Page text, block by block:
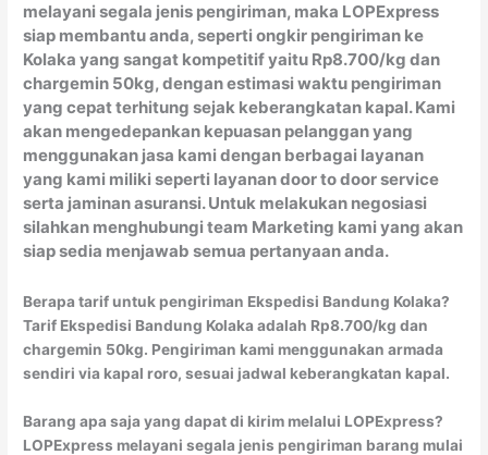
melayani segala jenis pengiriman, maka LOPExpress
siap membantu anda, seperti ongkir pengiriman ke
Kolaka yang sangat kompetitif yaitu Rp8.700/kg dan
chargemin 50kg, dengan estimasi waktu pengiriman
yang cepat terhitung sejak keberangkatan kapal. Kami
akan mengedepankan kepuasan pelanggan yang
menggunakan jasa kami dengan berbagai layanan
yang kami miliki seperti layanan door to door service
serta jaminan asuransi. Untuk melakukan negosiasi
silahkan menghubungi team Marketing kami yang akan
siap sedia menjawab semua pertanyaan anda.
Berapa tarif untuk pengiriman Ekspedisi Bandung Kolaka?
Tarif Ekspedisi Bandung Kolaka adalah Rp8.700/kg dan
chargemin 50kg. Pengiriman kami menggunakan armada
sendiri via kapal roro, sesuai jadwal keberangkatan kapal.
Barang apa saja yang dapat di kirim melalui LOPExpress?
LOPExpress melayani segala jenis pengiriman barang mulai